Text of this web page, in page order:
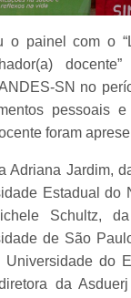
o painel com o
SN no
pessoais
foram
Adriana Jardim,
Estadual do
Schultz,
de São
Universidade do
da